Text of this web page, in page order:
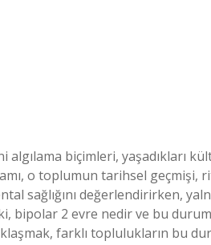
algılama biçimleri, yaşadıkları
o toplumun tarihsel
sağlığını değerlendirirken,
bipolar 2 evre nedir ve bu
farklı toplulukların bu